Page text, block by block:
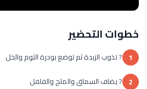
خطوات التحضير
1 ? تذوب الزبدة ثم توضع بودرة الثوم والخل
2 ? يضاف السماق والملح والفلفل